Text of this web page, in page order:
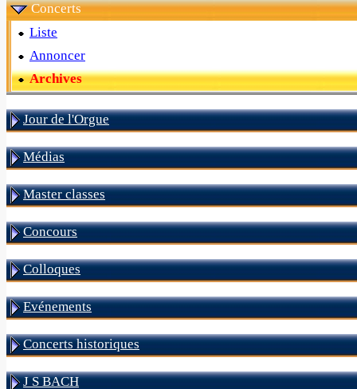
Concerts
Liste
Annoncer
Archives
Jour de l'Orgue
Médias
Master classes
Concours
Colloques
Evénements
Concerts historiques
J S BACH